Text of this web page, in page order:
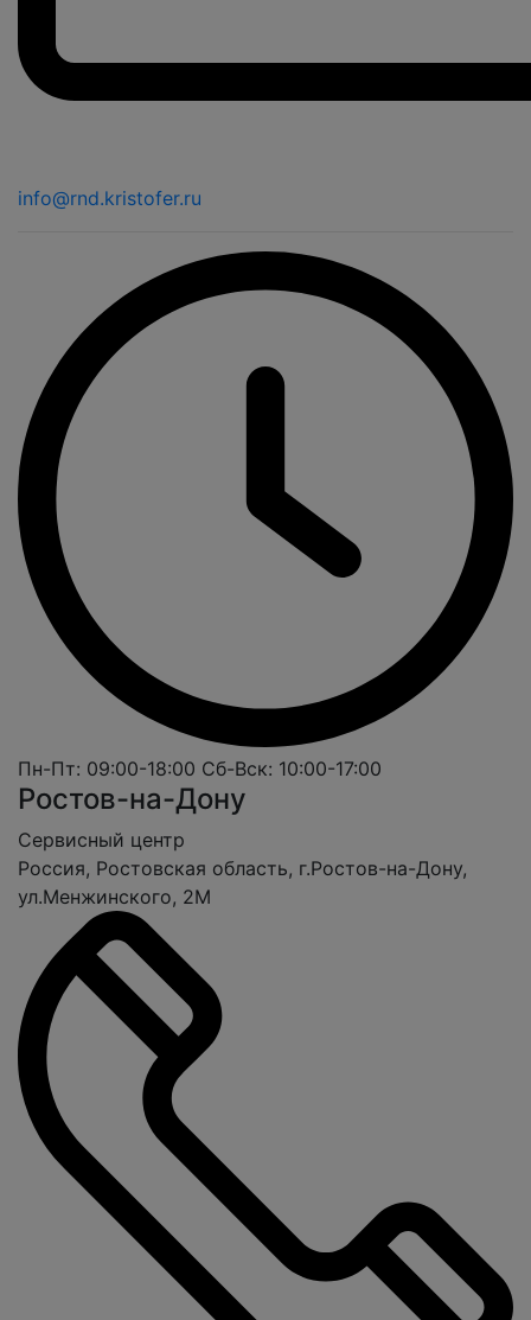
info@rnd.kristofer.ru
Пн-Пт: 09:00-18:00 Сб-Вcк: 10:00-17:00
Ростов-на-Дону
Cервисный центр
Россия, Ростовская область, г.Ростов-на-Дону,
ул.Менжинского, 2М